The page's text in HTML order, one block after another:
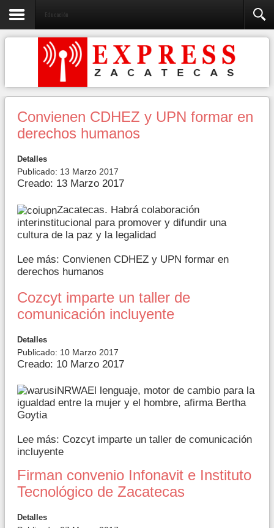
Educación
Convienen CDHEZ y UPN formar en
derechos humanos
Detalles
Publicado: 13 Marzo 2017
Creado: 13 Marzo 2017
Zacatecas. Habrá colaboración
interinstitucional para promover y difundir una
cultura de la paz y la legalidad
Lee más: Convienen CDHEZ y UPN formar en
derechos humanos
Cozcyt imparte un taller de
comunicación incluyente
Detalles
Publicado: 10 Marzo 2017
Creado: 10 Marzo 2017
El lenguaje, motor de cambio para la
igualdad entre la mujer y el hombre, afirma Bertha
Goytia
Lee más: Cozcyt imparte un taller de comunicación
incluyente
Firman convenio Infonavit e Instituto
Tecnológico de Zacatecas
Detalles